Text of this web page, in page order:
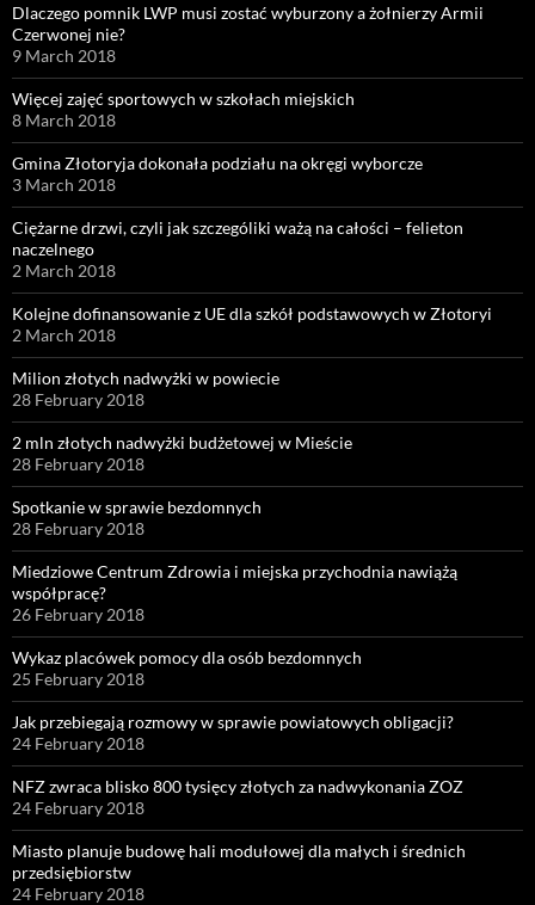
Dlaczego pomnik LWP musi zostać wyburzony a żołnierzy Armii
Czerwonej nie?
9 March 2018
Więcej zajęć sportowych w szkołach miejskich
8 March 2018
Gmina Złotoryja dokonała podziału na okręgi wyborcze
3 March 2018
Ciężarne drzwi, czyli jak szczególiki ważą na całości – felieton
naczelnego
2 March 2018
Kolejne dofinansowanie z UE dla szkół podstawowych w Złotoryi
2 March 2018
Milion złotych nadwyżki w powiecie
28 February 2018
2 mln złotych nadwyżki budżetowej w Mieście
28 February 2018
Spotkanie w sprawie bezdomnych
28 February 2018
Miedziowe Centrum Zdrowia i miejska przychodnia nawiążą
współpracę?
26 February 2018
Wykaz placówek pomocy dla osób bezdomnych
25 February 2018
Jak przebiegają rozmowy w sprawie powiatowych obligacji?
24 February 2018
NFZ zwraca blisko 800 tysięcy złotych za nadwykonania ZOZ
24 February 2018
Miasto planuje budowę hali modułowej dla małych i średnich
przedsiębiorstw
24 February 2018